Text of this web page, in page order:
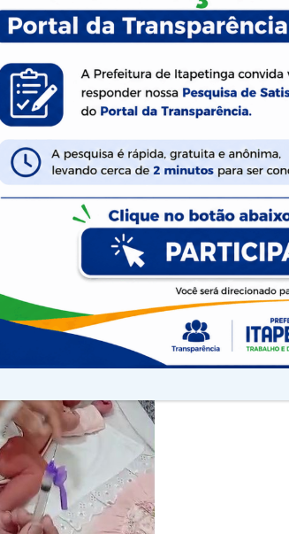
Unidade de Saúde Orfísia Andrade com
para oferecer uma saúde de qualidade
curso ampliou a segurança das ações de
de saúde, Myllena Orrico.